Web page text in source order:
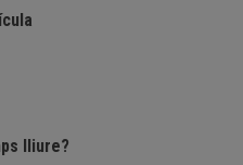
lliure?